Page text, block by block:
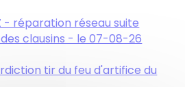
- réparation réseau suite
clausins - le 07-08-26
tir du feu d'artifice du